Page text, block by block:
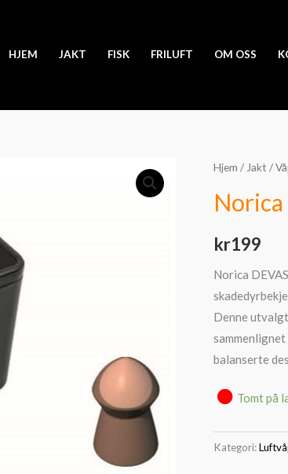
HJEM JAKT FISK FRILUFT OM OSS
Hjem / Jakt /
kr199
Norica
Denne
balanserte
Tomt på
Kategori: